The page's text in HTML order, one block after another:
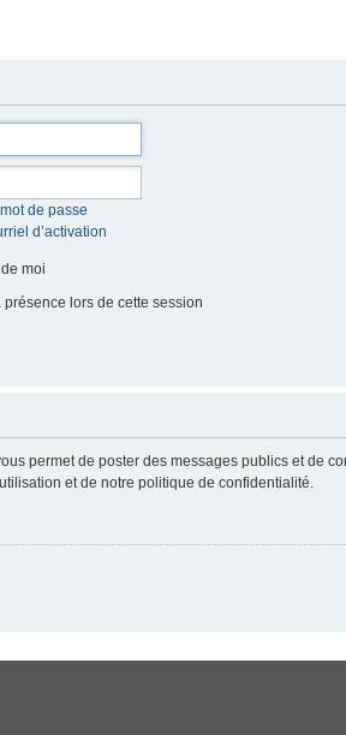
de passe
d’activation
moi
présence lors de cette session
permet de poster des messages publics et de
et de notre politique de confidentialité.